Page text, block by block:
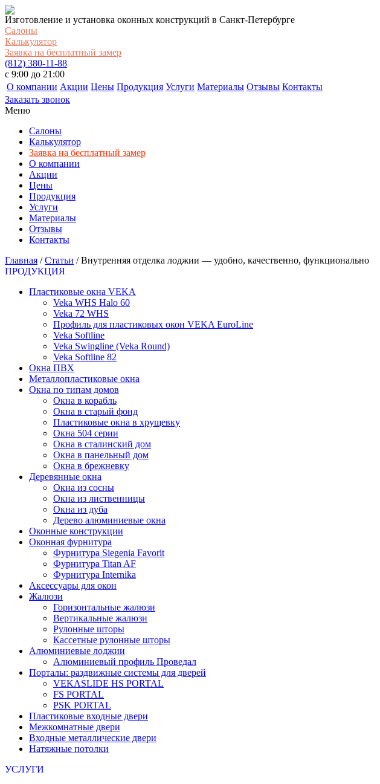
Изготовление и установка оконных конструкций в Санкт-Петербурге
Салоны
Калькулятор
Заявка на бесплатный замер
(812) 380-11-88
c 9:00 до 21:00
О компании Акции Цены Продукция Услуги Материалы Отзывы Контакты
Заказать звонок
Меню
Салоны
Калькулятор
Заявка на бесплатный замер
О компании
Акции
Цены
Продукция
Услуги
Материалы
Отзывы
Контакты
Главная /Статьи /Внутренняя отделка лоджии — удобно, качественно, функционально
ПРОДУКЦИЯ
Пластиковые окна VEKA
Veka WHS Halo 60
Veka 72 WHS
Профиль для пластиковых окон VEKA EuroLine
Veka Softline
Veka Swingline (Veka Round)
Veka Softline 82
Окна ПВХ
Металлопластиковые окна
Окна по типам домов
Окна в корабль
Окна в старый фонд
Пластиковые окна в хрущевку
Окна 504 серии
Окна в сталинский дом
Окна в панельный дом
Окна в брежневку
Деревянные окна
Окна из сосны
Окна из лиственницы
Окна из дуба
Дерево алюминиевые окна
Оконные конструкции
Оконная фурнитура
Фурнитура Siegenia Favorit
Фурнитура Titan AF
Фурнитура Internika
Аксессуары для окон
Жалюзи
Горизонтальные жалюзи
Вертикальные жалюзи
Рулонные шторы
Кассетные рулонные шторы
Алюминиевые лоджии
Алюминиевый профиль Проведал
Порталы: раздвижные системы для дверей
VEKASLIDE HS PORTAL
FS PORTAL
PSK PORTAL
Пластиковые входные двери
Межкомнатные двери
Входные металлические двери
Натяжные потолки
УСЛУГИ